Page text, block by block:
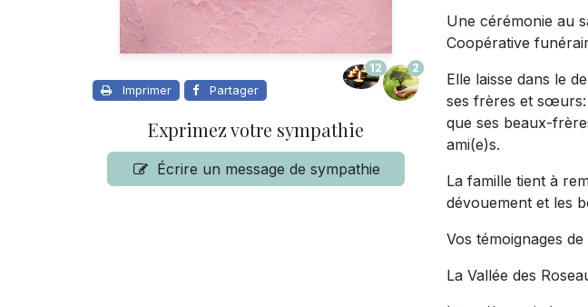
Imprimer Partager
12 2
Exprimez votre sympathie
Écrire un message de sympathie
Une cérémonie au
Coopérative
Elle laisse dans le
ses frères et sœurs:
que ses beaux-
ami(e)s.
La famille tient à
dévouement et les
Vos témoignages
La Vallée des